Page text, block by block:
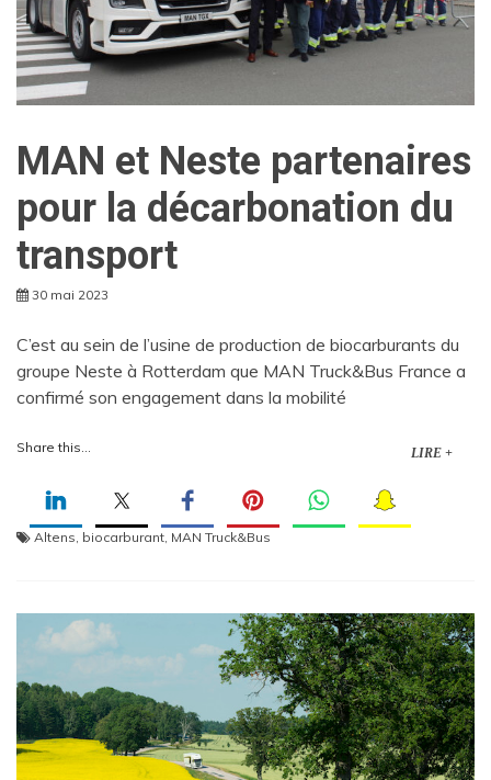
MAN et Neste partenaires
pour la décarbonation du
transport
30 mai 2023
C’est au sein de l’usine de production de biocarburants du
groupe Neste à Rotterdam que MAN Truck&Bus France a
confirmé son engagement dans la mobilité
Share this... LIRE +
Altens, biocarburant, MAN Truck&Bus